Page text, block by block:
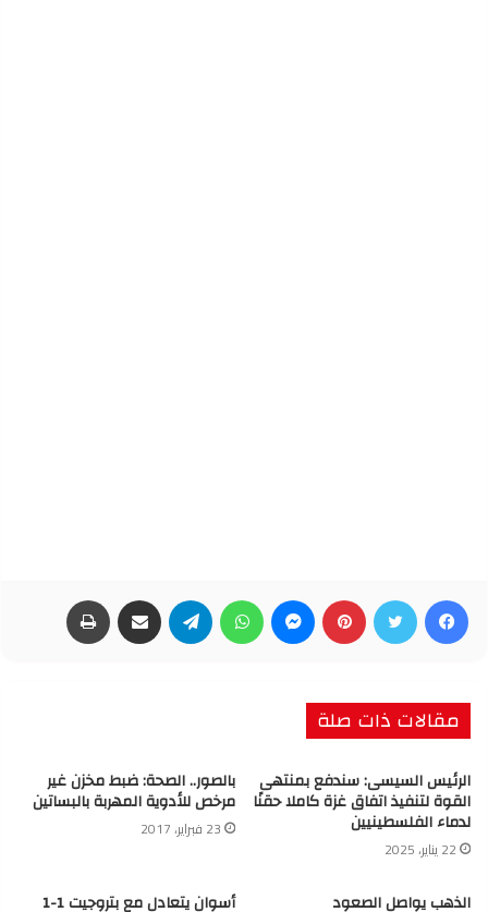
فيسبوك تويتر بينتيريست ماسنجر واتساب تيلقرام مشاركة عبر البريد
مقالات ذات صلة
الرئيس السيسى: سندفع بمنتهى
القوة لتنفيذ اتفاق غزة كاملا حقنًا
لدماء الفلسطينيين
22 يناير، 2025
بالصور.. الصحة: ضبط مخزن غير
مرخص للأدوية المهربة بالبساتين
23 فبراير، 2017
الذهب يواصل الصعود أسوان يتعادل مع بتروجيت 1-1